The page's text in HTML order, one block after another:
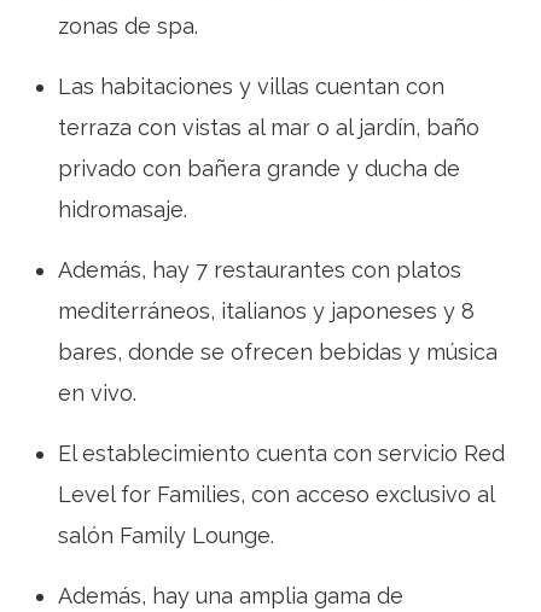
zonas de spa.
Las habitaciones y villas cuentan con
terraza con vistas al mar o al jardín, baño
privado con bañera grande y ducha de
hidromasaje.
Además, hay 7 restaurantes con platos
mediterráneos, italianos y japoneses y 8
bares, donde se ofrecen bebidas y música
en vivo.
El establecimiento cuenta con servicio Red
Level for Families, con acceso exclusivo al
salón Family Lounge.
Además, hay una amplia gama de